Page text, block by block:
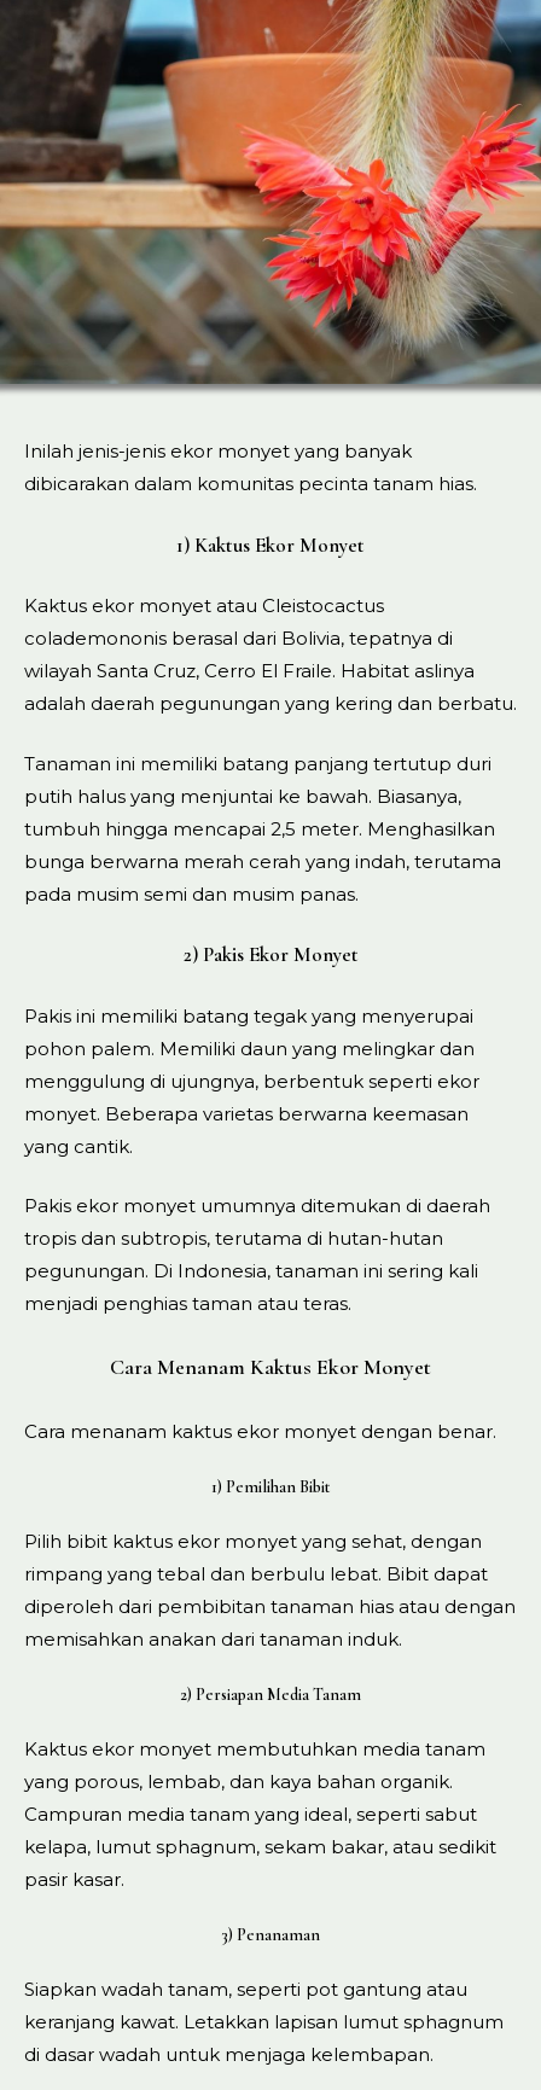
Inilah jenis-jenis ekor monyet yang banyak
dibicarakan dalam komunitas pecinta tanam hias.
1) Kaktus Ekor Monyet
Kaktus ekor monyet atau Cleistocactus
colademononis berasal dari Bolivia, tepatnya di
wilayah Santa Cruz, Cerro El Fraile. Habitat aslinya
adalah daerah pegunungan yang kering dan berbatu.
Tanaman ini memiliki batang panjang tertutup duri
putih halus yang menjuntai ke bawah. Biasanya,
tumbuh hingga mencapai 2,5 meter. Menghasilkan
bunga berwarna merah cerah yang indah, terutama
pada musim semi dan musim panas.
2) Pakis Ekor Monyet
Pakis ini memiliki batang tegak yang menyerupai
pohon palem. Memiliki daun yang melingkar dan
menggulung di ujungnya, berbentuk seperti ekor
monyet. Beberapa varietas berwarna keemasan
yang cantik.
Pakis ekor monyet umumnya ditemukan di daerah
tropis dan subtropis, terutama di hutan-hutan
pegunungan. Di Indonesia, tanaman ini sering kali
menjadi penghias taman atau teras.
Cara Menanam Kaktus Ekor Monyet
Cara menanam kaktus ekor monyet dengan benar.
1) Pemilihan Bibit
Pilih bibit kaktus ekor monyet yang sehat, dengan
rimpang yang tebal dan berbulu lebat. Bibit dapat
diperoleh dari pembibitan tanaman hias atau dengan
memisahkan anakan dari tanaman induk.
2) Persiapan Media Tanam
Kaktus ekor monyet membutuhkan media tanam
yang porous, lembab, dan kaya bahan organik.
Campuran media tanam yang ideal, seperti sabut
kelapa, lumut sphagnum, sekam bakar, atau sedikit
pasir kasar.
3) Penanaman
Siapkan wadah tanam, seperti pot gantung atau
keranjang kawat. Letakkan lapisan lumut sphagnum
di dasar wadah untuk menjaga kelembapan.